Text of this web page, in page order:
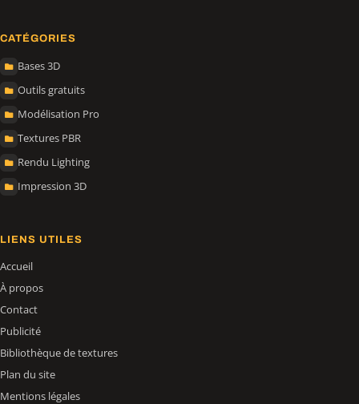
CATÉGORIES
Bases 3D
Outils gratuits
Modélisation Pro
Textures PBR
Rendu Lighting
Impression 3D
LIENS UTILES
Accueil
À propos
Contact
Publicité
Bibliothèque de textures
Plan du site
Mentions légales